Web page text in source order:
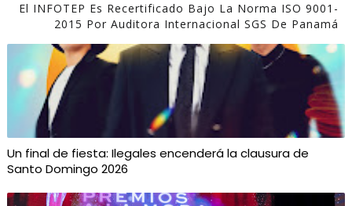
El INFOTEP Es Recertificado Bajo La Norma ISO 9001-
2015 Por Auditora Internacional SGS De Panamá
Un final de fiesta: Ilegales encenderá la clausura de
Santo Domingo 2026